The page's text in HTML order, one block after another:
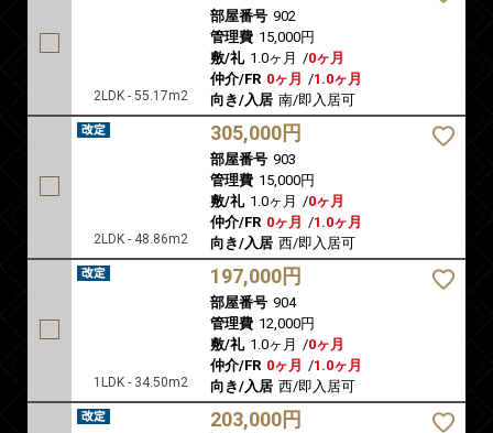
2LDK - 55.17m2
部屋番号 902
管理費 15,000円
敷/礼 1.0ヶ月 /0ヶ月
仲介/FR 0ヶ月 /1.0ヶ月
向き/入居 南/即入居可
2LDK - 48.86m2
305,000円
部屋番号 903
管理費 15,000円
敷/礼 1.0ヶ月 /0ヶ月
仲介/FR 0ヶ月 /1.0ヶ月
向き/入居 西/即入居可
1LDK - 34.50m2
197,000円
部屋番号 904
管理費 12,000円
敷/礼 1.0ヶ月 /0ヶ月
仲介/FR 0ヶ月 /1.0ヶ月
向き/入居 西/即入居可
203,000円